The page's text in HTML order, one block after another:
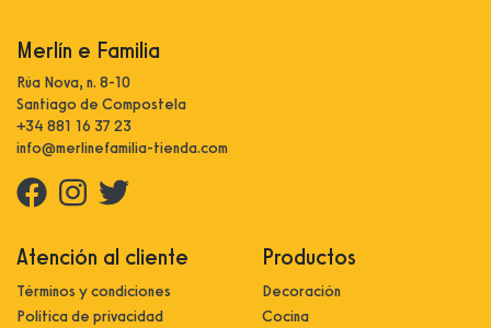
Merlín e Familia
Rúa Nova, n. 8-10
Santiago de Compostela
+34 881 16 37 23
info@merlinefamilia-tienda.com
Atención al cliente
Términos y condiciones
Política de privacidad
Productos
Decoración
Cocina